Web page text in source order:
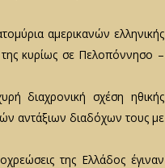
αμερικανών ελληνικής
κυρίως σε Πελοπόννησο –
διαχρονική σχέση ηθικής
αντάξιων διαδόχων τους με
της Ελλάδος έγιναν